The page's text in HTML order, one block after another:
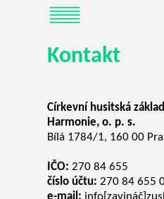
Kontakt
Církevní husitská
Harmonie, o. p. s.
Bílá 1784/1, 160 00
IČO: 270 84 655
číslo účtu: 270 84 655